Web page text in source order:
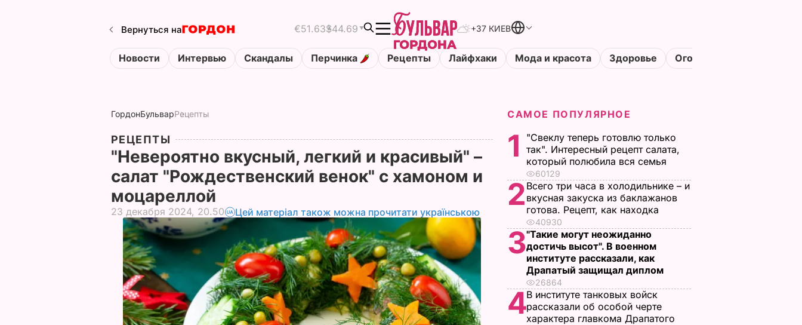
Вернуться на €51.63$44.69 +37 КИЕВ
Новости Интервью Скандалы Перчинка Рецепты Лайфхаки Мода и красота Здоровье Огороды
ГордонБульварРецепты
РЕЦЕПТЫ
"Невероятно вкусный, легкий и красивый" –
салат "Рождественский венок" с хамоном и
моцареллой
23 декабря 2024, 20.50 Цей матеріал також можна прочитати українською
САМОЕ ПОПУЛЯРНОЕ
1
"Свеклу теперь готовлю только
так". Интересный рецепт салата,
который полюбила вся семья
60129
2 Всего три часа в холодильнике – и
вкусная закуска из баклажанов
готова. Рецепт, как находка
40930
3"Такие могут неожиданно
достичь высот". В военном
институте рассказали, как
Драпатый защищал диплом
26864
4В институте танковых войск
рассказали об особой черте
характера главкома Драпатого